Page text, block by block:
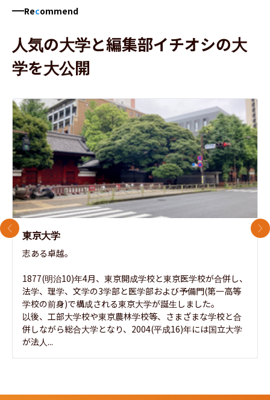
Recommend
人気の大学と編集部イチオシの大
学を大公開
東京大学
志ある卓越。
1877(明治10)年4月、東京開成学校と東京医学校が合併し、
法学、理学、文学の3学部と医学部および予備門(第一高等
学校の前身)で構成される東京大学が誕生しました。
以後、工部大学校や東京農林学校等、さまざまな学校と合
併しながら総合大学となり、2004(平成16)年には国立大学
が法人...
前のスライド 次